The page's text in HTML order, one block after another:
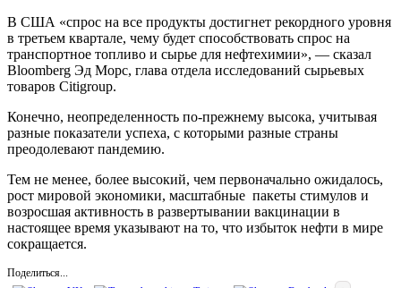
В США «спрос на все продукты достигнет рекордного уровня
в третьем квартале, чему будет способствовать спрос на
транспортное топливо и сырье для нефтехимии», — сказал
Bloomberg Эд Морс, глава отдела исследований сырьевых
товаров Citigroup.
Конечно, неопределенность по-прежнему высока, учитывая
разные показатели успеха, с которыми разные страны
преодолевают пандемию.
Тем не менее, более высокий, чем первоначально ожидалось,
рост мировой экономики, масштабные пакеты стимулов и
возросшая активность в развертывании вакцинации в
настоящее время указывают на то, что избыток нефти в мире
сокращается.
Поделиться...